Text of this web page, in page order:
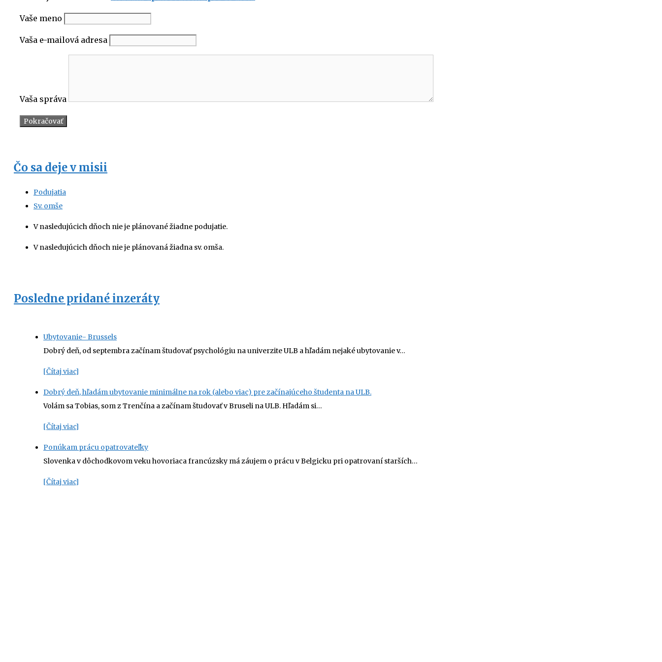
Vaše meno
Vaša e-mailová adresa
Vaša správa
Čo sa deje v misii
Podujatia
Sv. omše
V nasledujúcich dňoch nie je plánované žiadne podujatie.
V nasledujúcich dňoch nie je plánovaná žiadna sv. omša.
Posledne pridané inzeráty
Ubytovanie- Brussels
Dobrý deň, od septembra začínam študovať psychológiu na univerzite ULB a hľadám nejaké ubytovanie v…
[Čítaj viac]
Dobrý deň, hľadám ubytovanie minimálne na rok (alebo viac) pre začínajúceho študenta na ULB.
Volám sa Tobias, som z Trenčína a začínam študovať v Bruseli na ULB. Hľadám si…
[Čítaj viac]
Ponúkam prácu opatrovateľky
Slovenka v dôchodkovom veku hovoriaca francúzsky má záujem o prácu v Belgicku pri opatrovaní starších…
[Čítaj viac]